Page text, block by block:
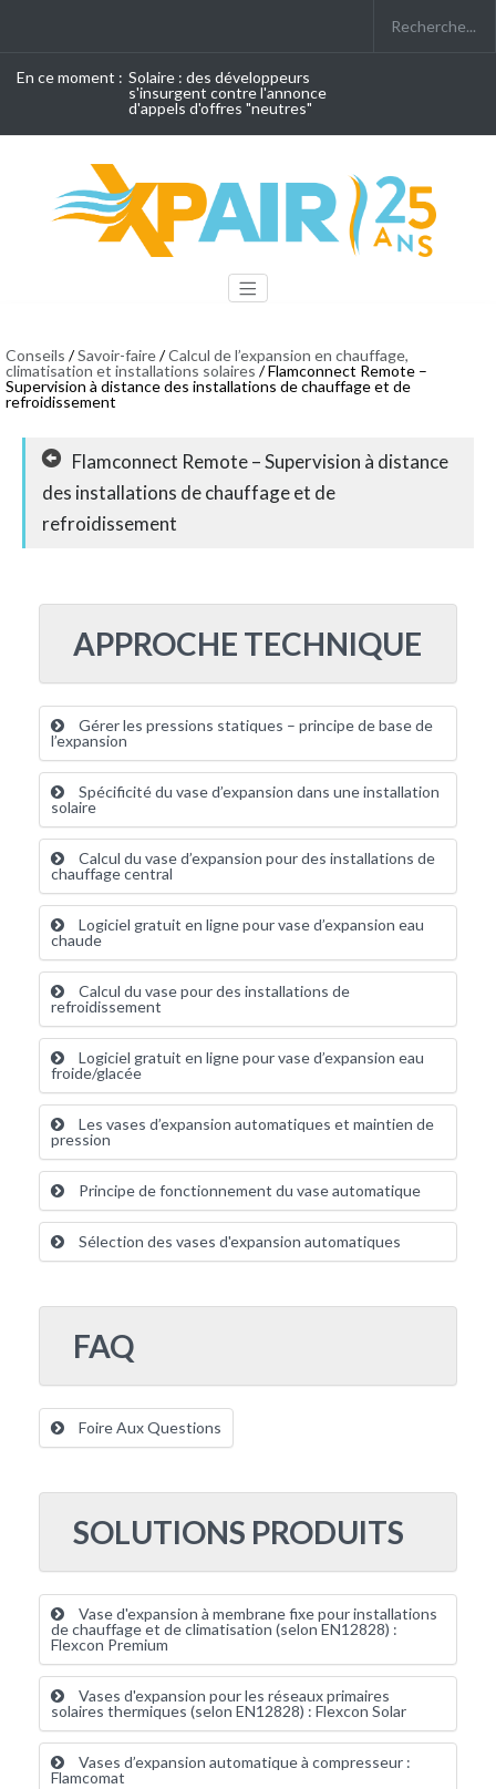
En ce moment : Solaire : des développeurs
s'insurgent contre l'annonce
d'appels d'offres "neutres"
Conseils /Savoir-faire/Calcul de l’expansion en chauffage,
climatisation et installations solaires / Flamconnect Remote –
Supervision à distance des installations de chauffage et de
refroidissement
Flamconnect Remote – Supervision à distance
des installations de chauffage et de
refroidissement
APPROCHE TECHNIQUE
Gérer les pressions statiques – principe de base de
l’expansion
Spécificité du vase d’expansion dans une installation
solaire
Calcul du vase d’expansion pour des installations de
chauffage central
Logiciel gratuit en ligne pour vase d’expansion eau
chaude
Calcul du vase pour des installations de
refroidissement
Logiciel gratuit en ligne pour vase d’expansion eau
froide/glacée
Les vases d’expansion automatiques et maintien de
pression
Principe de fonctionnement du vase automatique
Sélection des vases d'expansion automatiques
FAQ
Foire Aux Questions
SOLUTIONS PRODUITS
Vase d'expansion à membrane fixe pour installations
de chauffage et de climatisation (selon EN12828) :
Flexcon Premium
Vases d'expansion pour les réseaux primaires
solaires thermiques (selon EN12828) : Flexcon Solar
Vases d’expansion automatique à compresseur :
Flamcomat